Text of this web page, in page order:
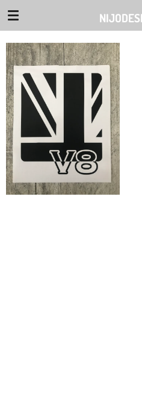
Ga
naar
de
hoofdinhoud